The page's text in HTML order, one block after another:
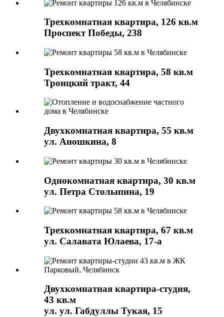
Трехкомнатная квартира, 126 кв.м
Проспект Победы, 238
Трехкомнатная квартира, 58 кв.м
Троицкий тракт, 44
Двухкомнатная квартира, 55 кв.м
ул. Аношкина, 8
Однокомнатная квартира, 30 кв.м
ул. Петра Столыпина, 19
Трехкомнатная квартира, 67 кв.м
ул. Салавата Юлаева, 17-а
Двухкомнатная квартира-студия,
43 кв.м
ул. ул. Габдуллы Тукая, 15